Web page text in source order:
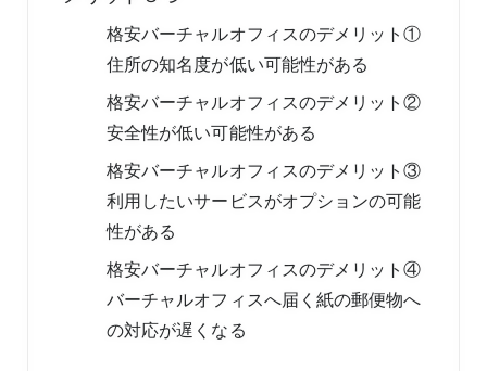
格安バーチャルオフィスのデメリット①
住所の知名度が低い可能性がある
格安バーチャルオフィスのデメリット②
安全性が低い可能性がある
格安バーチャルオフィスのデメリット③
利用したいサービスがオプションの可能
性がある
格安バーチャルオフィスのデメリット④
バーチャルオフィスへ届く紙の郵便物へ
の対応が遅くなる